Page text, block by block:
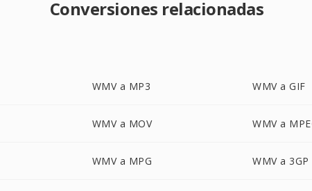
Conversiones relacionadas
WMV a MP3 WMV a GIF
WMV a MOV WMV a
WMV a MPG WMV a 3GP